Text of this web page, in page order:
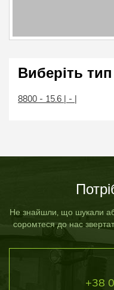
Виберіть тип
8800 - 15.6 | - |
Не знайшли, що шукали
соромтеся до нас
+38